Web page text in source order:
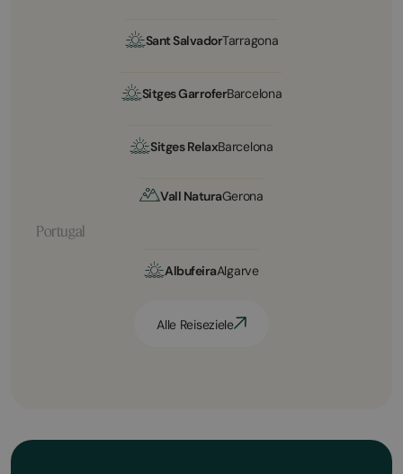
Sant SalvadorTarragona
Sitges GarroferBarcelona
Sitges RelaxBarcelona
Vall NaturaGerona
Portugal
AlbufeiraAlgarve
Alle Reiseziele